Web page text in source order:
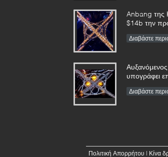
Anbang της
$14b την
Διαβάστε
υπογράφει
Διαβάστε
Πολιτική Απορρήτου | Κίνα